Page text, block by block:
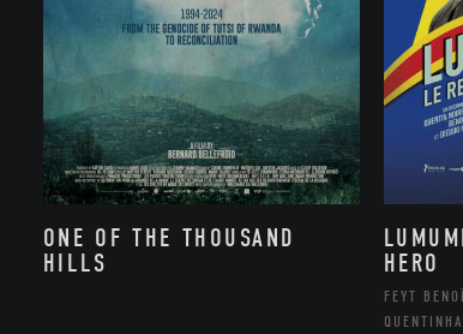
ONE OF THE THOUSAND
HILLS
HERO
FEYT